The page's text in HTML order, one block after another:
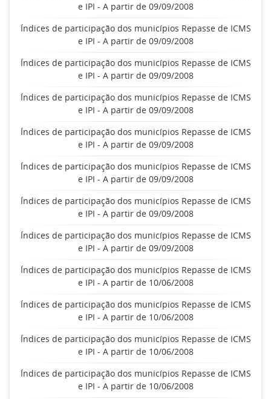
e IPI - A partir de 09/09/2008
Índices de participação dos municípios Repasse de ICMS
e IPI - A partir de 09/09/2008
Índices de participação dos municípios Repasse de ICMS
e IPI - A partir de 09/09/2008
Índices de participação dos municípios Repasse de ICMS
e IPI - A partir de 09/09/2008
Índices de participação dos municípios Repasse de ICMS
e IPI - A partir de 09/09/2008
Índices de participação dos municípios Repasse de ICMS
e IPI - A partir de 09/09/2008
Índices de participação dos municípios Repasse de ICMS
e IPI - A partir de 09/09/2008
Índices de participação dos municípios Repasse de ICMS
e IPI - A partir de 09/09/2008
Índices de participação dos municípios Repasse de ICMS
e IPI - A partir de 10/06/2008
Índices de participação dos municípios Repasse de ICMS
e IPI - A partir de 10/06/2008
Índices de participação dos municípios Repasse de ICMS
e IPI - A partir de 10/06/2008
Índices de participação dos municípios Repasse de ICMS
e IPI - A partir de 10/06/2008